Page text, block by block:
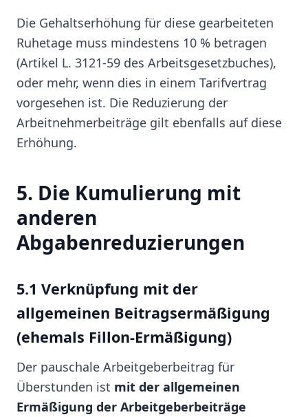
Die Gehaltserhöhung für diese gearbeiteten
Ruhetage muss mindestens 10 % betragen
(Artikel L. 3121-59 des Arbeitsgesetzbuches),
oder mehr, wenn dies in einem Tarifvertrag
vorgesehen ist. Die Reduzierung der
Arbeitnehmerbeiträge gilt ebenfalls auf diese
Erhöhung.
5. Die Kumulierung mit
anderen
Abgabenreduzierungen
5.1 Verknüpfung mit der
allgemeinen Beitragsermäßigung
(ehemals Fillon-Ermäßigung)
Der pauschale Arbeitgeberbeitrag für
Überstunden ist mit der allgemeinen
Ermäßigung der Arbeitgeberbeiträge